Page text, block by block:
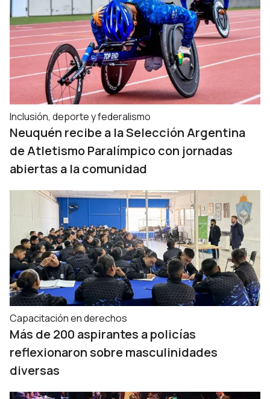
Inclusión, deporte y federalismo
Neuquén recibe a la Selección Argentina
de Atletismo Paralímpico con jornadas
abiertas a la comunidad
Capacitación en derechos
Más de 200 aspirantes a policías
reflexionaron sobre masculinidades
diversas